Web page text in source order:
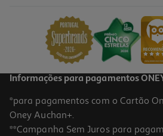
PVP de editor
16,20 €
Informações para pagamentos
*para pagamentos com o Cartão
Oney Auchan+.
**Campanha Sem Juros para